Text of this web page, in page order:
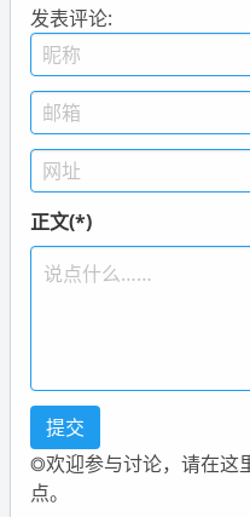
发表评论:
正文(*)
◎欢迎参与讨论，请在这
点。